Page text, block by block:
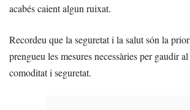
acabés caient algun ruixat.
Recordeu que la seguretat i la salut són la
prengueu les mesures necessàries per gaudir
comoditat i seguretat.